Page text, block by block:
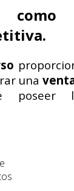
como
una
poseer